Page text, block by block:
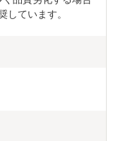
しています。